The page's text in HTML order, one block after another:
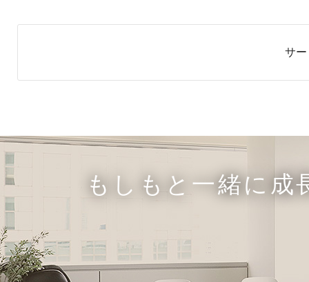
サ
もしもと一緒に成